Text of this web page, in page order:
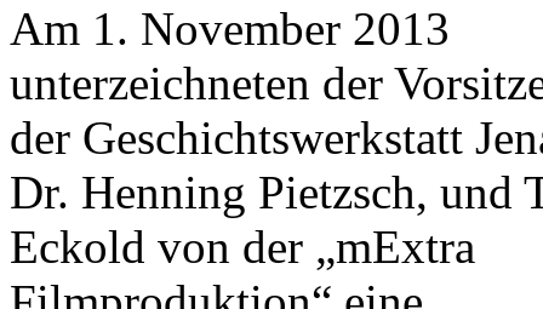
Am 1. November 2013
unterzeichneten der
der Geschichtswerkstatt
Dr. Henning Pietzsch, und
Eckold von der „mExtra